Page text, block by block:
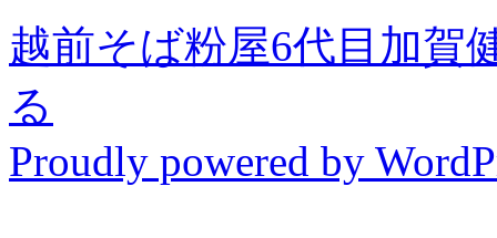
越前そば粉屋6代目加賀
る
Proudly powered by